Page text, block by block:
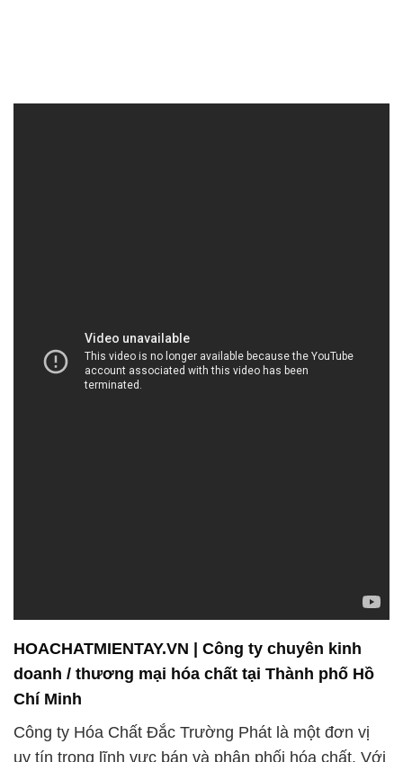
Công ty Hóa Chất Đắc Trường Phát là một đơn vị
uy tín trong lĩnh vực bán và phân phối hóa chất. Với
đội ngũ chuyên gia giàu kinh nghiệm, chúng tôi cam
kết cung cấp sản phẩm đa dạng và linh hoạt để đáp
ứng mọi nhu cầu của khách hàng. Chúng tôi không
chỉ là nhà cung cấp hóa chất mà còn coi trọng mối